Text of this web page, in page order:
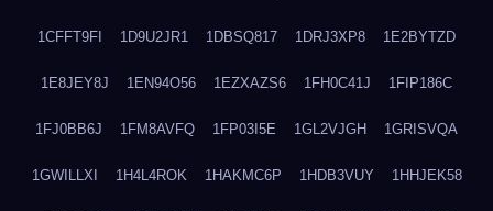
1CFFT9FI 1D9U2JR1 1DBSQ817 1DRJ3XP8 1E2BYTZD
1E8JEY8J 1EN94O56 1EZXAZS6 1FH0C41J 1FIP186C
1FJ0BB6J 1FM8AVFQ 1FP03I5E 1GL2VJGH 1GRISVQA
1GWILLXI 1H4L4ROK 1HAKMC6P 1HDB3VUY 1HHJEK58